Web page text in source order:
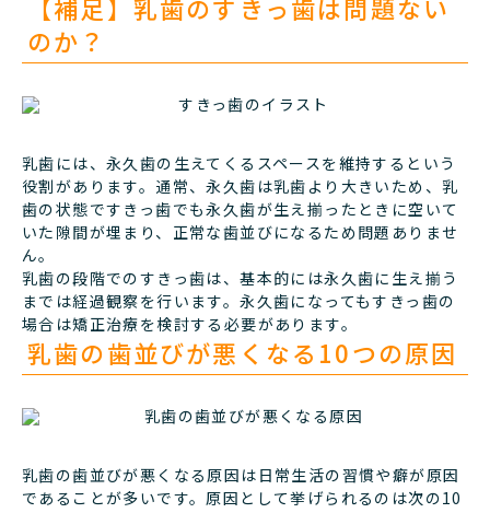
【補足】乳歯のすきっ歯は問題ない
のか？
乳歯には、永久歯の生えてくるスペースを維持するという
役割があります。通常、永久歯は乳歯より大きいため、乳
歯の状態ですきっ歯でも永久歯が生え揃ったときに空いて
いた隙間が埋まり、正常な歯並びになるため問題ありませ
ん。
乳歯の段階でのすきっ歯は、基本的には永久歯に生え揃う
までは経過観察を行います。永久歯になってもすきっ歯の
場合は矯正治療を検討する必要があります。
乳歯の歯並びが悪くなる10つの原因
乳歯の歯並びが悪くなる原因は日常生活の習慣や癖が原因
であることが多いです。原因として挙げられるのは次の10